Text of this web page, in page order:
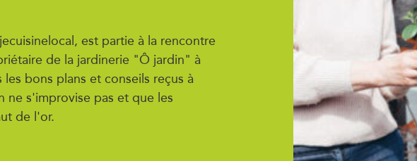
est partie à la rencontre
de la jardinerie "Ô jardin" à
bons plans et conseils reçus à
ne s'improvise pas et que les
de l'or.